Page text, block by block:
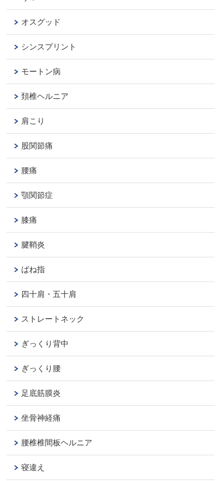
オスグッド
シンスプリント
モートン病
頚椎ヘルニア
肩こり
股関節痛
腰痛
顎関節症
膝痛
腱鞘炎
ばね指
四十肩・五十肩
ストレートネック
ぎっくり背中
ぎっくり腰
足底筋膜炎
坐骨神経痛
腰椎椎間板ヘルニア
寝違え